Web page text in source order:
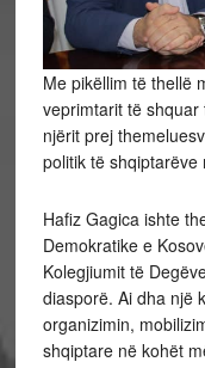
Me pikëllim të thellë
veprimtarit të
njërit prej
politik të shqiptarëve
Hafiz Gagica ishte
Demokratike e
Kolegjiumit të
diasporë. Ai dha një
organizimin,
shqiptare në kohët